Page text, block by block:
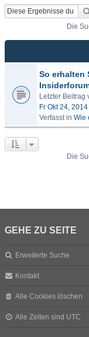
Die
So erhalten
Letzter Beitrag
Fr Okt 24,
Verfasst in Wie
Die
GEHE ZU SEITE
Erweiterte Suche
Kontakt
Alle Cookies löschen
Alle Zeiten sind UTC